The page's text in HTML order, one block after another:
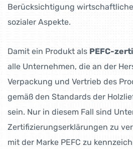
Berücksichtigung
sozialer Aspekte.
Damit ein Produkt als PEFC-
alle Unternehmen, die an der
Verpackung und Vertrieb des
gemäß den Standards der
sein. Nur in diesem Fall sind
Zertifizierungserklärungen zu
mit der Marke PEFC zu